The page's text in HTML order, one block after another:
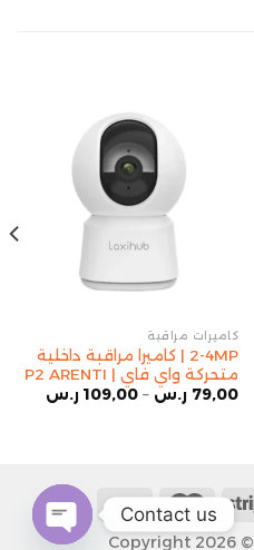
كاميرات مراقبة
2-4MP | كاميرا مراقبة داخلية
متحركة واي فاي | P2 ARENTI
79,00 ر.س –
109,00 ر.س
Copyright 2026 ©
Contact us